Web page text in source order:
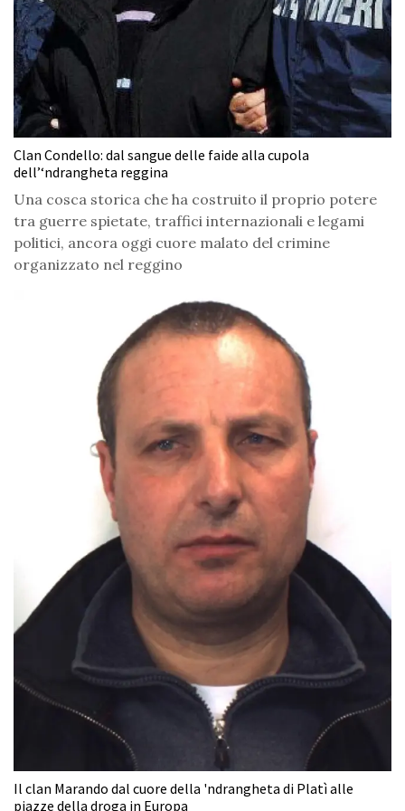
Clan Condello: dal sangue delle faide alla cupola
dell’‘ndrangheta reggina
Una cosca storica che ha costruito il proprio potere
tra guerre spietate, traffici internazionali e legami
politici, ancora oggi cuore malato del crimine
organizzato nel reggino
Il clan Marando dal cuore della 'ndrangheta di Platì alle
piazze della droga in Europa